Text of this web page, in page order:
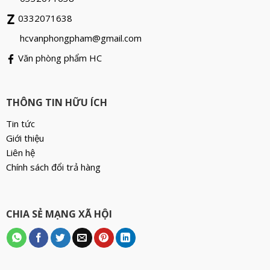
0332071638
hcvanphongpham@gmail.com
Văn phòng phẩm HC
THÔNG TIN HỮU ÍCH
Tin tức
Giới thiệu
Liên hệ
Chính sách đổi trả hàng
CHIA SẺ MẠNG XÃ HỘI